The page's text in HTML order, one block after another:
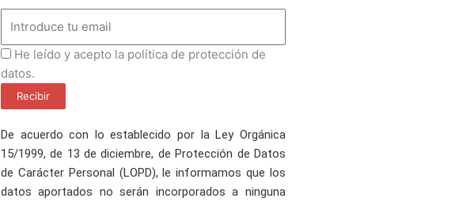
ProteccionDatos
He leído y acepto la política de protección de
datos.
Recibir
De acuerdo con lo establecido por la Ley Orgánica
15/1999, de 13 de diciembre, de Protección de Datos
de Carácter Personal (LOPD), le informamos que los
datos aportados no serán incorporados a ninguna